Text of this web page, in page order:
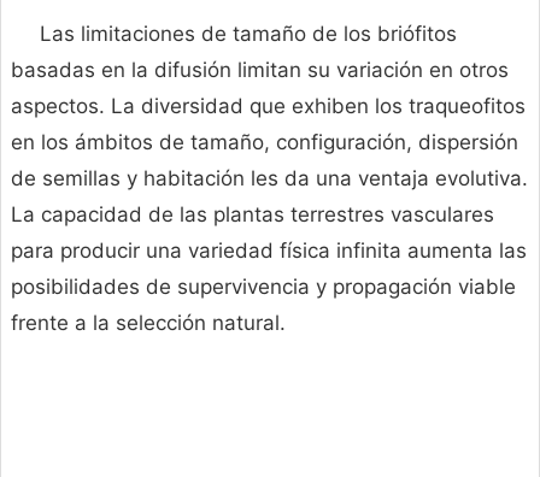
Las limitaciones de tamaño de los briófitos
basadas en la difusión limitan su variación en otros
aspectos. La diversidad que exhiben los traqueofitos
en los ámbitos de tamaño, configuración, dispersión
de semillas y habitación les da una ventaja evolutiva.
La capacidad de las plantas terrestres vasculares
para producir una variedad física infinita aumenta las
posibilidades de supervivencia y propagación viable
frente a la selección natural.